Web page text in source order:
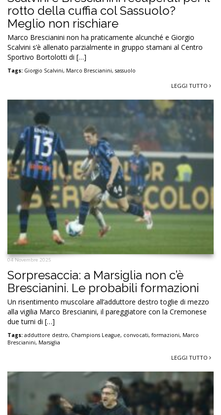
rotto della cuffia col Sassuolo?
Meglio non rischiare
Marco Brescianini non ha praticamente alcunché e Giorgio
Scalvini s’è allenato parzialmente in gruppo stamani al Centro
Sportivo Bortolotti di […]
Tags: Giorgio Scalvini, Marco Brescianini, sassuolo
LEGGI TUTTO
04 Novembre 2025
Sorpresaccia: a Marsiglia non c’è
Brescianini. Le probabili formazioni
Un risentimento muscolare all’adduttore destro toglie di mezzo
alla vigilia Marco Brescianini, il pareggiatore con la Cremonese
due turni di […]
Tags: adduttore destro, Champions League, convocati, formazioni, Marco
Brescianini, Marsiglia
LEGGI TUTTO